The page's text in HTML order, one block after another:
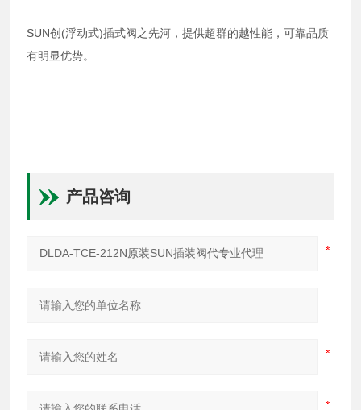
SUN创(浮动式)插式阀之先河，提供超群的越性能，可靠品质
有明显优势。
产品咨询